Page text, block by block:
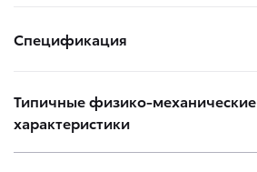
Спецификация
Типичные физико-механические
характеристики